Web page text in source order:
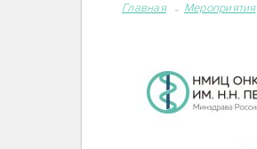
Главная Мероприятия